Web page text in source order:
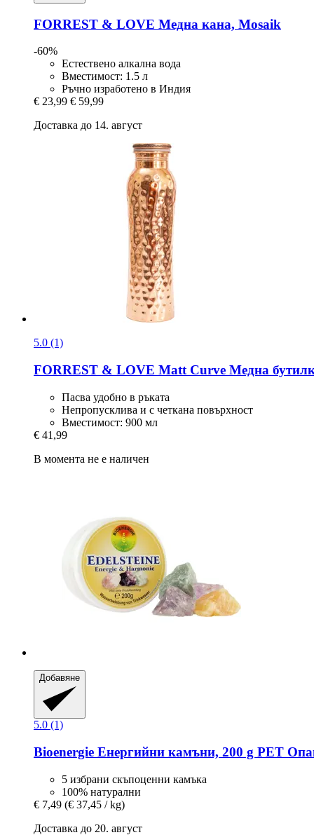
FORREST & LOVE Медна кана, Mosaik
-60%
Естествено алкална вода
Вместимост: 1.5 л
Ръчно изработено в Индия
€ 23,99 € 59,99
Доставка до 14. август
5.0 (1)
FORREST & LOVE Matt Curve Медна
Пасва удобно в ръката
Непропусклива и с четкана повърхност
Вместимост: 900 мл
€ 41,99
В момента не е наличен
Добавяне
5.0 (1)
Bioenergie Енергийни камъни, 200 g PET
5 избрани скъпоценни камъка
100% натурални
€ 7,49 (€ 37,45 / kg)
Доставка до 20. август